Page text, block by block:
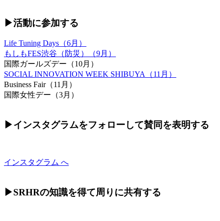
▶︎活動に参加する
Life Tuning Days（6月）
もしもFES渋谷（防災）（9月）
国際ガールズデー（10月）
SOCIAL INNOVATION WEEK SHIBUYA（11月）
Business Fair（11月）
国際女性デー（3月）
▶︎インスタグラムをフォローして賛同を表明する
インスタグラム へ
▶︎SRHRの知識を得て周りに共有する